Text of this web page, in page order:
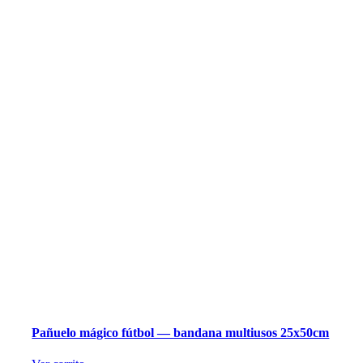
Pañuelo mágico fútbol — bandana multiusos 25x50cm